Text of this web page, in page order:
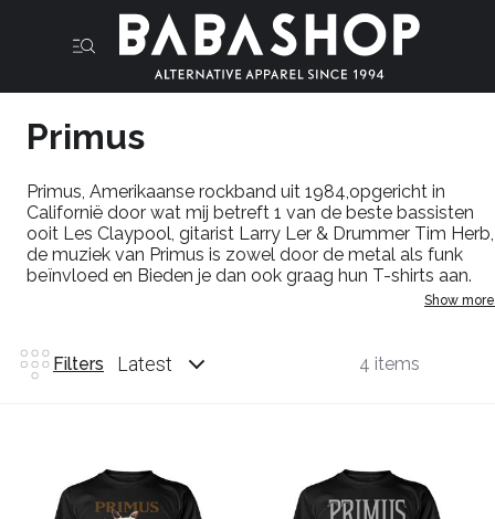
Primus
Primus, Amerikaanse rockband uit 1984,opgericht in
Californië door wat mij betreft 1 van de beste bassisten
ooit Les Claypool, gitarist Larry Ler & Drummer Tim Herb,
de muziek van Primus is zowel door de metal als funk
beïnvloed en Bieden je dan ook graag hun T-shirts aan.
Show more
Filters Latest 4 items